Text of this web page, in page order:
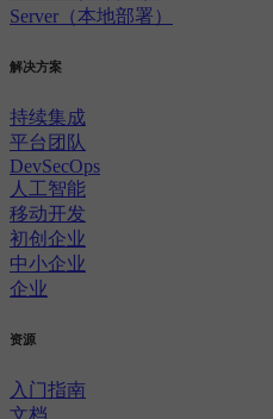
Server（本地部署）
解决方案
持续集成
平台团队
DevSecOps
人工智能
移动开发
初创企业
中小企业
企业
资源
入门指南
文档